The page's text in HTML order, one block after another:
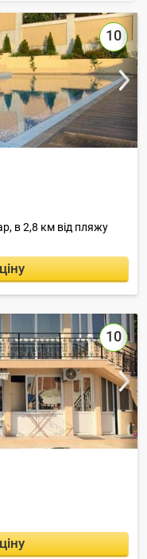
сайту, також на
готелів та
ЗГОРНУТИ
10
в 2,8 км від пляжу
10